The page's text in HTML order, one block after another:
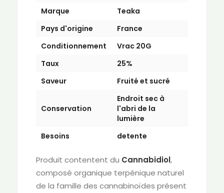
Marque
Teaka
Pays d'origine
France
Conditionnement
Vrac 20G
Taux
25%
Saveur
Fruité et sucré
Conservation
Endroit sec à
l'abri de la
lumière
Besoins
detente
Produit contentent du Cannabidiol,
composé organique terpénique naturel
de la famille des cannabinoïdes présent